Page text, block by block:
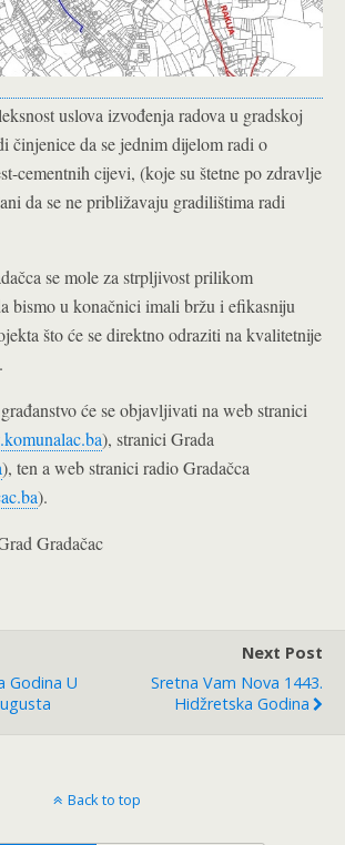
uslova izvođenja radova u gradskoj
činjenice da se jednim dijelom radi o
cementnih cijevi, (koje su štetne po zdravlje
da se ne približavaju gradilištima radi
se mole za strpljivost prilikom
bismo u konačnici imali bržu i efikasniju
što će se direktno odraziti na kvalitetnije
će se objavljivati na web stranici
), stranici Grada
), ten a web stranici radio Gradačca
).
Gradačac
Godina U
Next Post
Sretna Vam Nova 1443.
Hidžretska Godina
Back to top